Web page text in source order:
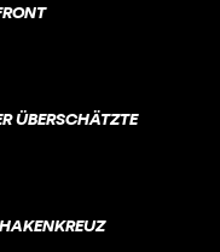
ÜBERSCHÄTZTE